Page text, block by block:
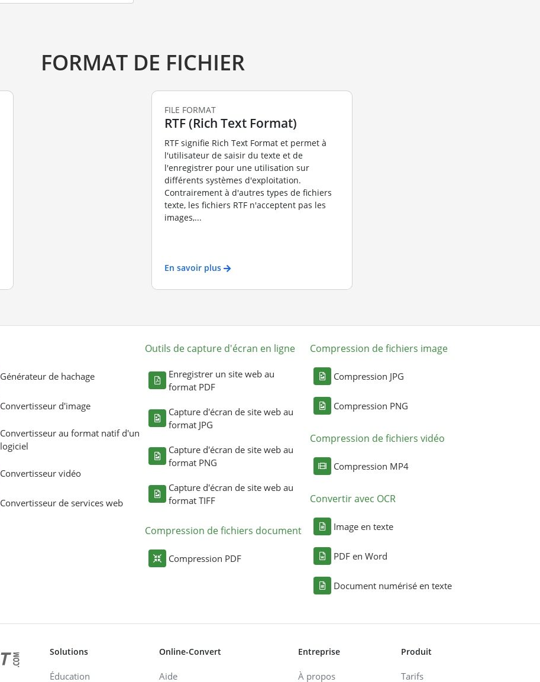
FORMAT DE FICHIER
FILE FORMAT
RTF (Rich Text Format)
RTF signifie Rich Text Format et permet à
l'utilisateur de saisir du texte et de
l'enregistrer pour une utilisation sur
différents systèmes d'exploitation.
Contrairement à d'autres types de fichiers
texte, les fichiers RTF n'acceptent pas les
images,...
En savoir plus
Générateur de hachage
Convertisseur d'image
Convertisseur au format natif d'un
logiciel
Convertisseur vidéo
Convertisseur de services web
Outils de capture d'écran en ligne
Enregistrer un site web au
format PDF
Capture d'écran de site web au
format JPG
Capture d'écran de site web au
format PNG
Capture d'écran de site web au
format TIFF
Compression de fichiers document
Compression PDF
Compression de fichiers image
Compression JPG
Compression PNG
Compression de fichiers vidéo
Compression MP4
Convertir avec OCR
Image en texte
PDF en Word
Document numérisé en texte
Solutions
Éducation
Online-Convert
Aide
Entreprise
À propos
Produit
Tarifs